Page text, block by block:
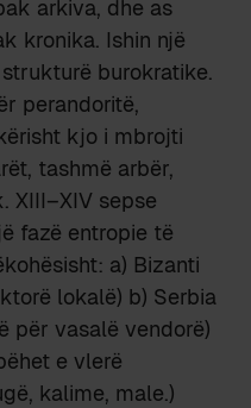
arkiva, dhe as
kronika. Ishin një
burokratike.
perandoritë,
kjo i mbrojti
tashmë arbër,
XIII–XIV sepse
fazë entropie të
a) Bizanti
lokalë) b) Serbia
për vasalë vendorë)
e vlerë
kalime, male.)